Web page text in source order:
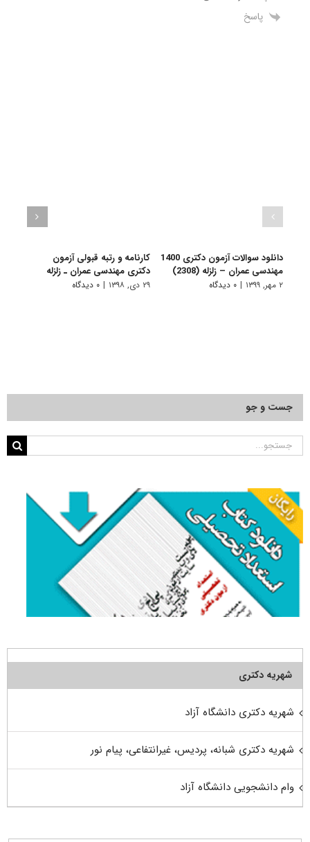
پاسخ
دانلود سوالات آزمون دکتری 1400
مهندسی عمران – زلزله (2308)
۲ مهر, ۱۳۹۹ | ۰ دیدگاه
کارنامه و رتبه قبولی آزمون
دکتری ﻣﻬﻨﺪسی ﻋﻤﺮان ـ زلزله
۲۹ دی, ۱۳۹۸ | ۰ دیدگاه
جست و جو
جستجو
شهریه دکتری
شهریه دکتری دانشگاه آزاد
شهریه دکتری شبانه، پردیس، غیرانتفاعی، پیام نور
وام دانشجویی دانشگاه آزاد